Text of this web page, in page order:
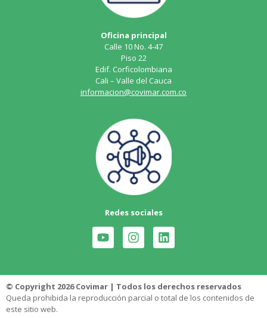
Oficina principal
Calle 10 No. 4-47
Piso 22
Edif. Corficolombiana
Cali – Valle del Cauca
informacion@covimar.com.co
Redes sociales
© Copyright 2026 Covimar | Todos los derechos reservados
Queda prohibida la reproducción parcial o total de los contenidos de
este sitio web.